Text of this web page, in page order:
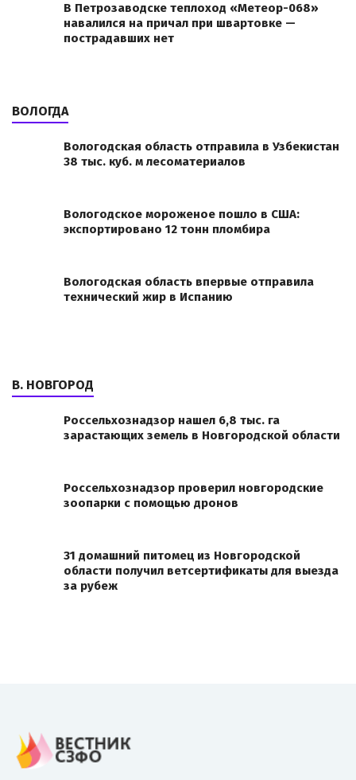
В Петрозаводске теплоход «Метеор-068»
навалился на причал при швартовке —
пострадавших нет
ВОЛОГДА
Вологодская область отправила в Узбекистан
38 тыс. куб. м лесоматериалов
Вологодское мороженое пошло в США:
экспортировано 12 тонн пломбира
Вологодская область впервые отправила
технический жир в Испанию
В. НОВГОРОД
Россельхознадзор нашел 6,8 тыс. га
зарастающих земель в Новгородской области
Россельхознадзор проверил новгородские
зоопарки с помощью дронов
31 домашний питомец из Новгородской
области получил ветсертификаты для выезда
за рубеж